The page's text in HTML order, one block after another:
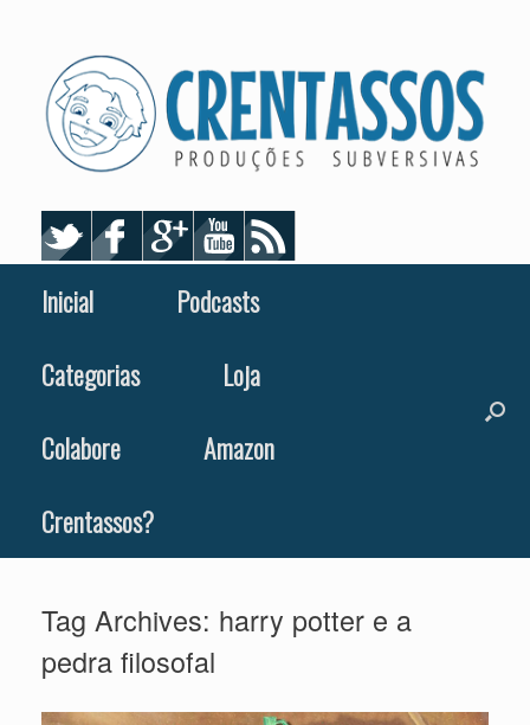
Inicial
Podcasts
Categorias
Loja
Colabore
Amazon
Crentassos?
Tag Archives: harry potter e a
pedra filosofal